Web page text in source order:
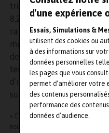
d'une expérience
Essais, Simulations &
utilisent des cookies ou
à des informations sur
données personnelles
les pages que vous
permet d’améliorer votre
des contenus
performance des
données d’audience.
trimestre de 2011 avec
8,2 M$, représentant une
rapport à 2010. Les
mois de mars
des revenus totaux.
technologies Creaform
d’ingénierie 3D, ils
sur douze mois respectifs
« C’est la première fois depuis
nous connaissons un premier